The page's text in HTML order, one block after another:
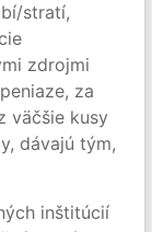
stratí,
zdrojmi
za
väčšie kusy
dávajú tým,
inštitúcií